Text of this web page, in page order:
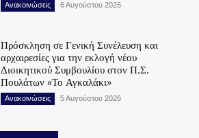
Ανακοινώσεις 6 Αυγούστου 2026
Πρόσκληση σε Γενική Συνέλευση και
αρχαιρεσίες για την εκλογή νέου
Διοικητικού Συμβουλίου στον Π.Σ.
Πουλάτων «Το Αγκαλάκι»
Ανακοινώσεις 5 Αυγούστου 2026